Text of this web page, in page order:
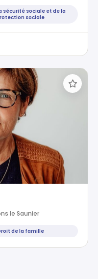
sécurité sociale et de la
sociale
le Saunier
de la famille